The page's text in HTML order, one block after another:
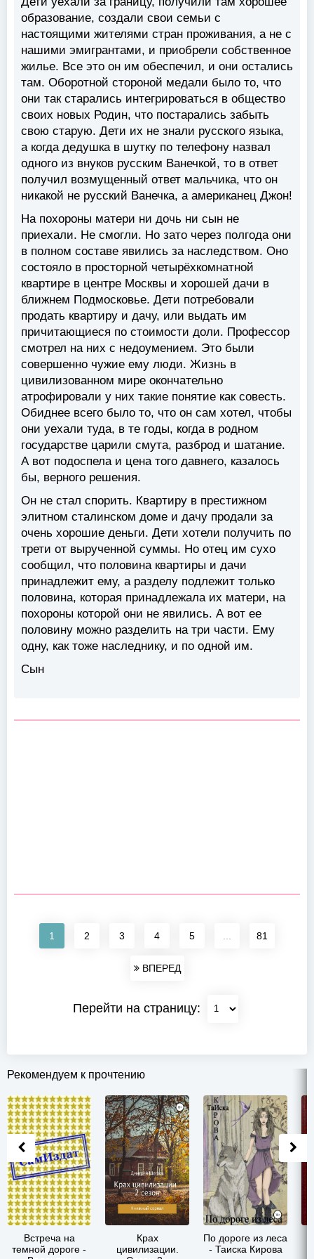
образование, создали свои семьи с
настоящими жителями стран проживания, а не с
нашими эмигрантами, и приобрели собственное
жилье. Все это он им обеспечил, и они остались
там. Оборотной стороной медали было то, что
они так старались интегрироваться в общество
своих новых Родин, что постарались забыть
свою старую. Дети их не знали русского языка,
а когда дедушка в шутку по телефону назвал
одного из внуков русским Ванечкой, то в ответ
получил возмущенный ответ мальчика, что он
никакой не русский Ванечка, а американец Джон!
На похороны матери ни дочь ни сын не
приехали. Не смогли. Но зато через полгода они
в полном составе явились за наследством. Оно
состояло в просторной четырёхкомнатной
квартире в центре Москвы и хорошей дачи в
ближнем Подмосковье. Дети потребовали
продать квартиру и дачу, или выдать им
причитающиеся по стоимости доли. Профессор
смотрел на них с недоумением. Это были
совершенно чужие ему люди. Жизнь в
цивилизованном мире окончательно
атрофировали у них такие понятие как совесть.
Обиднее всего было то, что он сам хотел, чтобы
они уехали туда, в те годы, когда в родном
государстве царили смута, разброд и шатание.
А вот подоспела и цена того давнего, казалось
бы, верного решения.
Он не стал спорить. Квартиру в престижном
элитном сталинском доме и дачу продали за
очень хорошие деньги. Дети хотели получить по
трети от вырученной суммы. Но отец им сухо
сообщил, что половина квартиры и дачи
принадлежит ему, а разделу подлежит только
половина, которая принадлежала их матери, на
похороны которой они не явились. А вот ее
половину можно разделить на три части. Ему
одну, как тоже наследнику, и по одной им.
Сын
1 2 3 4 5 81
ВПЕРЕД
Перейти на страницу:
Рекомендуем к прочтению
Встреча на
темной дороге -
Крах
цивилизации.
По дороге из леса
- Таиска Кирова